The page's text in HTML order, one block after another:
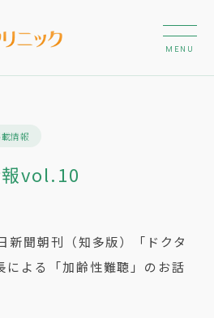
情報
報vol.10
新聞朝刊（知多版）「ドクタ
による「加齢性難聴」のお話